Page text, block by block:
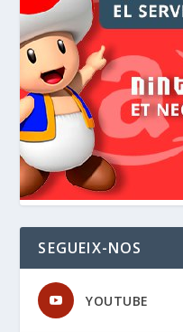
SEGUEIX-NOS
YOUTUBE